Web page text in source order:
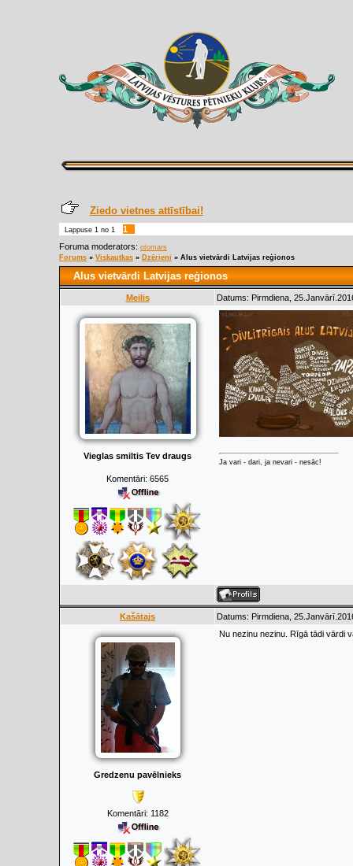
Ziedo vietnes attīstībai!
Lappuse 1 no 1
1
Foruma moderators: otomars
Forums » Viskautkas » Dzērieni » Alus vietvārdi Latvijas reģionos
Alus vietvārdi Latvijas reģionos
Meilis Datums: Pirmdiena,
Vieglas smiltis Tev draugs
Komentāri: 6565
Ja vari - dari, ja nevari - nesāc!
Kašātajs Datums: Pirmdiena,
Gredzenu pavēlnieks
Komentāri: 1182
Nu nezinu nezinu. Rīgā tādi vārdi